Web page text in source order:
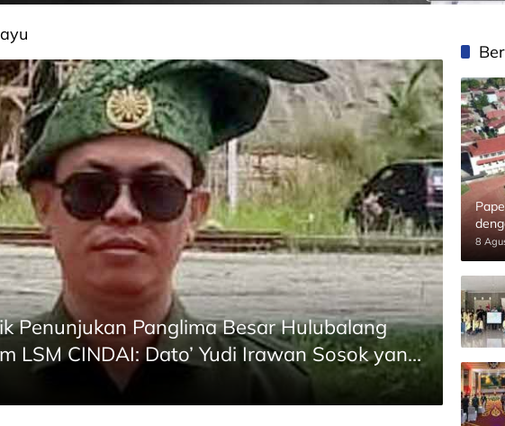
Penunjukan Panglima Besar Hulubalang
LSM CINDAI: Dato’ Yudi Irawan Sosok yang
8